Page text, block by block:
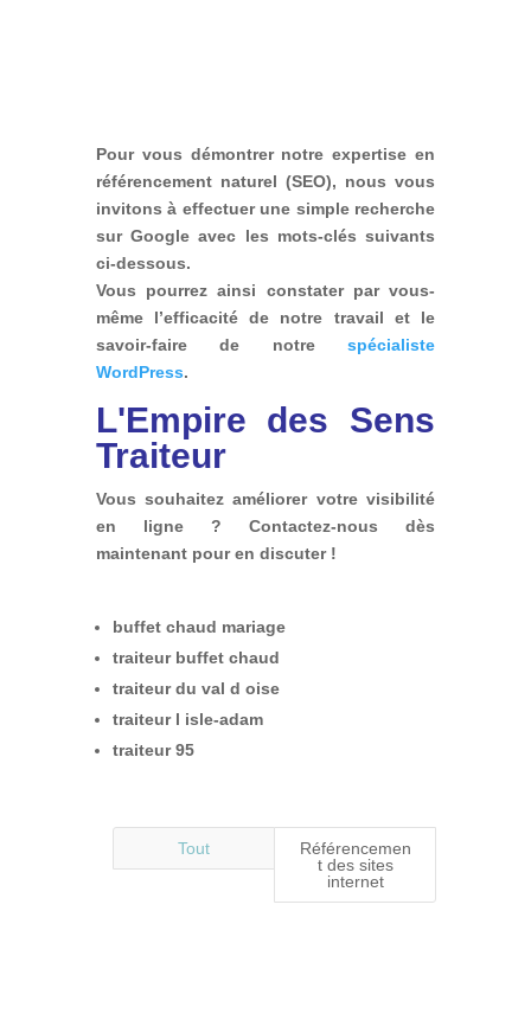
Pour vous démontrer notre expertise en
référencement naturel (SEO), nous vous
invitons à effectuer une simple recherche
sur Google avec les mots-clés suivants
ci-dessous.
Vous pourrez ainsi constater par vous-
même l’efficacité de notre travail et le
savoir-faire de notrespécialiste
WordPress.
L'Empire des Sens
Traiteur
Vous souhaitez améliorer votre visibilité
en ligne ? Contactez-nous dès
maintenant pour en discuter !
buffet chaud mariage
traiteur buffet chaud
traiteur du val d oise
traiteur l isle-adam
traiteur 95
Tout
Référencemen
t des sites
internet